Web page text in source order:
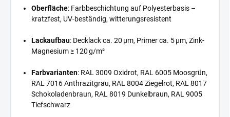
Oberfläche: Farbbeschichtung auf Polyesterbasis –
kratzfest, UV-beständig, witterungsresistent
Lackaufbau: Decklack ca. 20 µm, Primer ca. 5 µm, Zink-
Magnesium ≥ 120 g/m²
Farbvarianten: RAL 3009 Oxidrot, RAL 6005 Moosgrün,
RAL 7016 Anthrazitgrau, RAL 8004 Ziegelrot, RAL 8017
Schokoladenbraun, RAL 8019 Dunkelbraun, RAL 9005
Tiefschwarz